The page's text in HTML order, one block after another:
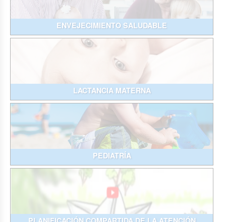
ENVEJECIMIENTO SALUDABLE
LACTANCIA MATERNA
PEDIATRÍA